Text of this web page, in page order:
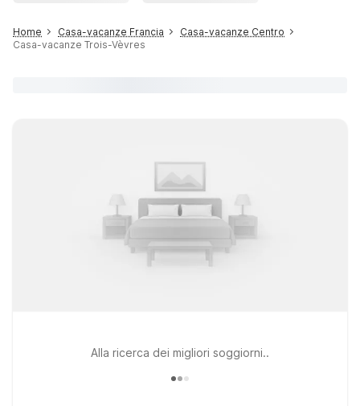
Home Casa-vacanze Francia
Casa-vacanze Centro
Casa-vacanze Trois-Vèvres
Alla ricerca dei migliori soggiorni..